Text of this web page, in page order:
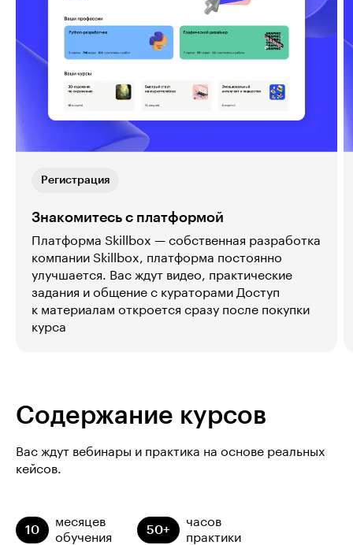
Регистрация
Знакомитесь с платформой
Платформа Skillbox — собственная разработка
компании Skillbox, платформа постоянно
улучшается. Вас ждут видео, практические
задания и общение с кураторами Доступ
к материалам откроется сразу после покупки
курса
Содержание курсов
Вас ждут вебинары и практика на основе реальных
кейсов.
10
месяцев
обучения
50+
часов
практики